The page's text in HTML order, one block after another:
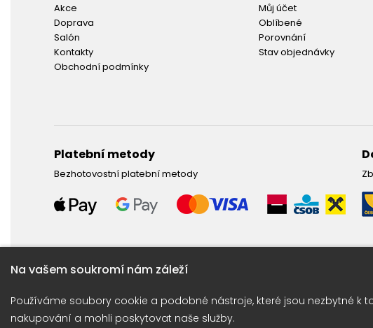
Akce
Doprava
Salón
Kontakty
Obchodní podmínky
Můj účet
Oblíbené
Porovnání
Stav objednávky
Platební metody
Bezhotovostní platební metody
Obraťte se na naší linku: +420 774 675 615
Na vašem soukromí nám záleží
Používáme soubory cookie a podobné nástroje, které jsou nezbytné k
nakupování a mohli poskytovat naše služby.